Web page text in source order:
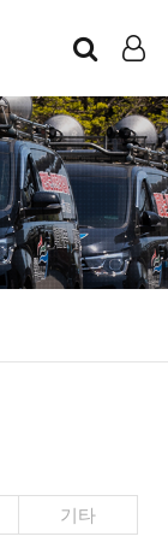
인트라넷
LOG IN
기타